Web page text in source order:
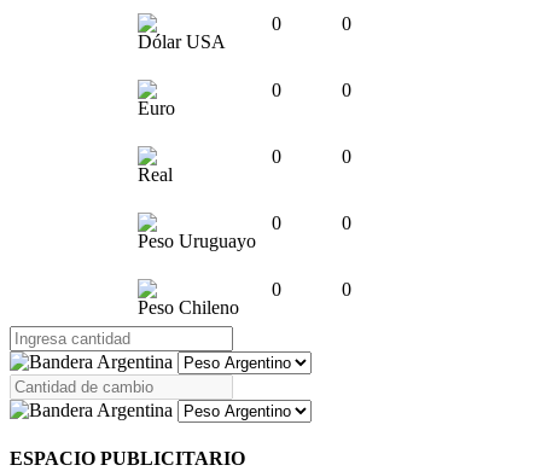
Dólar USA
0 0
Euro
0 0
Real
0 0
Peso Uruguayo
0 0
Peso Chileno
0 0
ESPACIO PUBLICITARIO